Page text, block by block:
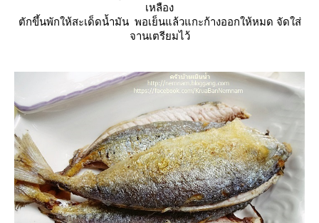
เหลือง
ตักขึ้นพักให้สะเด็ดน้ำมัน พอเย็นแล้วแกะก้างออกให้หมด จัดใส่
จานเตรียมไว้